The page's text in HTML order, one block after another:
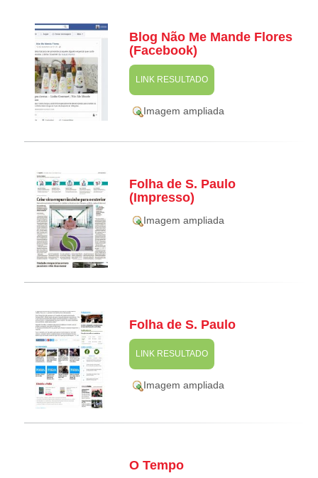
Blog Não Me Mande Flores
(Facebook)
LINK RESULTADO
Imagem ampliada
Folha de S. Paulo
(Impresso)
Imagem ampliada
Folha de S. Paulo
LINK RESULTADO
Imagem ampliada
O Tempo